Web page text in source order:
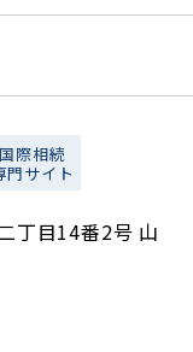
国際相続
門サイト
丁目14番2号 山